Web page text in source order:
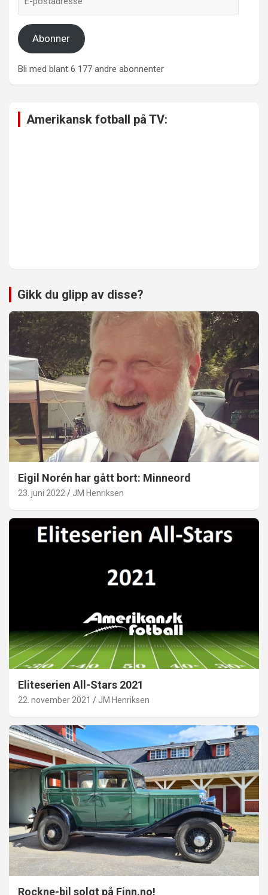
postadresse
Abonner
Bli med blant 6 177 andre abonnenter
Amerikansk fotball på TV:
Gikk du glipp av disse?
Eigil Norén har gått bort: Minneord
23. juni 2022 JM Henriksen
Eliteserien All-Stars 2021
22. november 2021 JM Henriksen
Rockne-bil solgt på Finn.no!